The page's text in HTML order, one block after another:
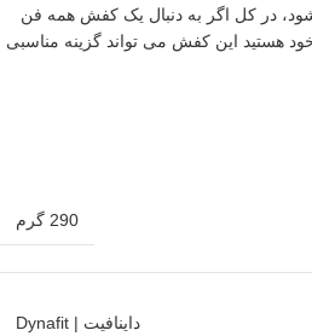
در کل اگر به دنبال یک کفش همه فن
هستید این کفش می تواند گزینه مناسبی
290 گرم
داینافیت | Dynafit